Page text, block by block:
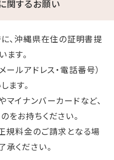
関するお願い
、沖縄県在住の証明書提
す。
ールアドレス・電話番号）
ます。
イナンバーカードなど、
をお持ちください。
規料金のご請求となる場
ください。